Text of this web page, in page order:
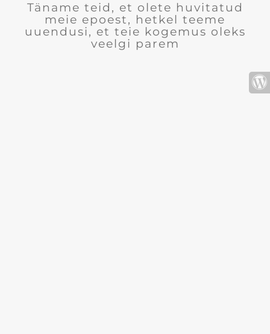
Täname teid, et olete huvitatud
meie epoest, hetkel teeme
uuendusi, et teie kogemus oleks
veelgi parem